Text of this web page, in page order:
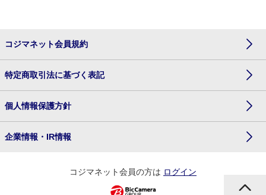
コジマネット会員規約
特定商取引法に基づく表記
個人情報保護方針
企業情報・IR情報
コジマネット会員の方は ログイン